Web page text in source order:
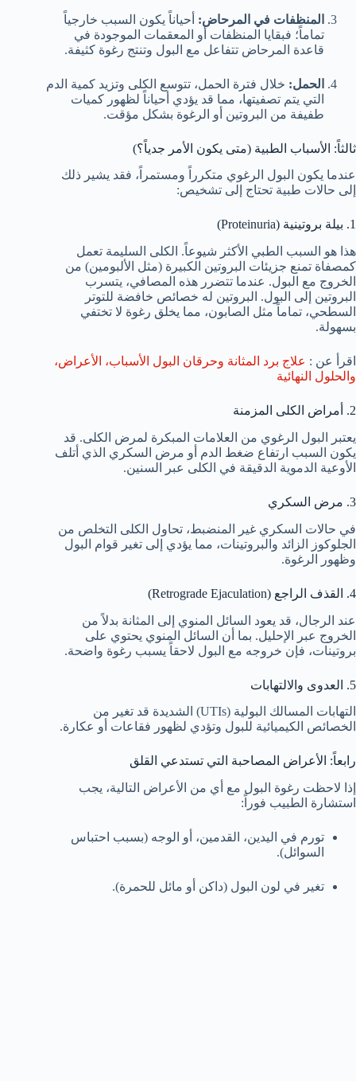
المنظفات في المرحاض: أحياناً يكون السبب خارجياً
تماماً؛ فبقايا المنظفات أو المعقمات الموجودة في
قاعدة المرحاض تتفاعل مع البول وتنتج رغوة كثيفة.
الحمل: خلال فترة الحمل، تتوسع الكلى وتزيد كمية الدم
التي يتم تصفيتها، مما قد يؤدي أحياناً لظهور كميات
طفيفة من البروتين أو الرغوة بشكل مؤقت.
ثالثاً: الأسباب الطبية (متى يكون الأمر جدياً؟)
عندما يكون البول الرغوي متكرراً ومستمراً، فقد يشير ذلك
إلى حالات طبية تحتاج إلى تشخيص:
1. بيلة بروتينية (Proteinuria)
هذا هو السبب الطبي الأكثر شيوعاً. الكلى السليمة تعمل
كمصفاة تمنع جزيئات البروتين الكبيرة (مثل الألبومين) من
الخروج مع البول. عندما تتضرر هذه المصافي، يتسرب
البروتين إلى البول. البروتين له خصائص خافضة للتوتر
السطحي، تماماً مثل الصابون، مما يخلق رغوة لا تختفي
بسهولة.
اقرأ عن : علاج برد المثانة وحرقان البول الأسباب، الأعراض،
والحلول النهائية
2. أمراض الكلى المزمنة
يعتبر البول الرغوي من العلامات المبكرة لمرض الكلى. قد
يكون السبب ارتفاع ضغط الدم أو مرض السكري الذي أتلف
الأوعية الدموية الدقيقة في الكلى عبر السنين.
3. مرض السكري
في حالات السكري غير المنضبط، تحاول الكلى التخلص من
الجلوكوز الزائد والبروتينات، مما يؤدي إلى تغير قوام البول
وظهور الرغوة.
4. القذف الراجع (Retrograde Ejaculation)
عند الرجال، قد يعود السائل المنوي إلى المثانة بدلاً من
الخروج عبر الإحليل. بما أن السائل المنوي يحتوي على
بروتينات، فإن خروجه مع البول لاحقاً يسبب رغوة واضحة.
5. العدوى والالتهابات
التهابات المسالك البولية (UTIs) الشديدة قد تغير من
الخصائص الكيميائية للبول وتؤدي لظهور فقاعات أو عكارة.
رابعاً: الأعراض المصاحبة التي تستدعي القلق
إذا لاحظت رغوة البول مع أي من الأعراض التالية، يجب
استشارة الطبيب فوراً:
تورم في اليدين، القدمين، أو الوجه (بسبب احتباس
السوائل).
تغير في لون البول (داكن أو مائل للحمرة).